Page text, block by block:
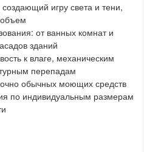
игру света и тени,
от ванных комнат и
зданий
к влаге, механическим
перепадам
обычных моющих средств
по индивидуальным размерам